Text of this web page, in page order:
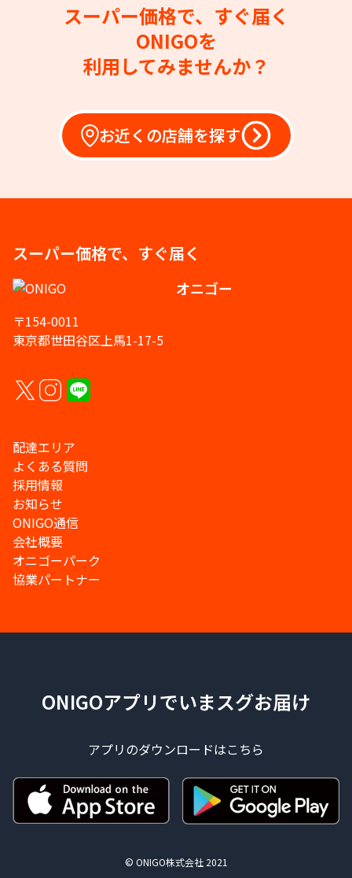
スーパー価格で、すぐ届く
ONIGOを
利用してみませんか？
お近くの店舗を探す
スーパー価格で、すぐ届く
オニゴー
〒154-0011
東京都世田谷区上馬1-17-5
配達エリア
よくある質問
採用情報
お知らせ
ONIGO通信
会社概要
オニゴーパーク
協業パートナー
ONIGOアプリでいまスグお届け
アプリのダウンロードはこちら
© ONIGO株式会社 2021